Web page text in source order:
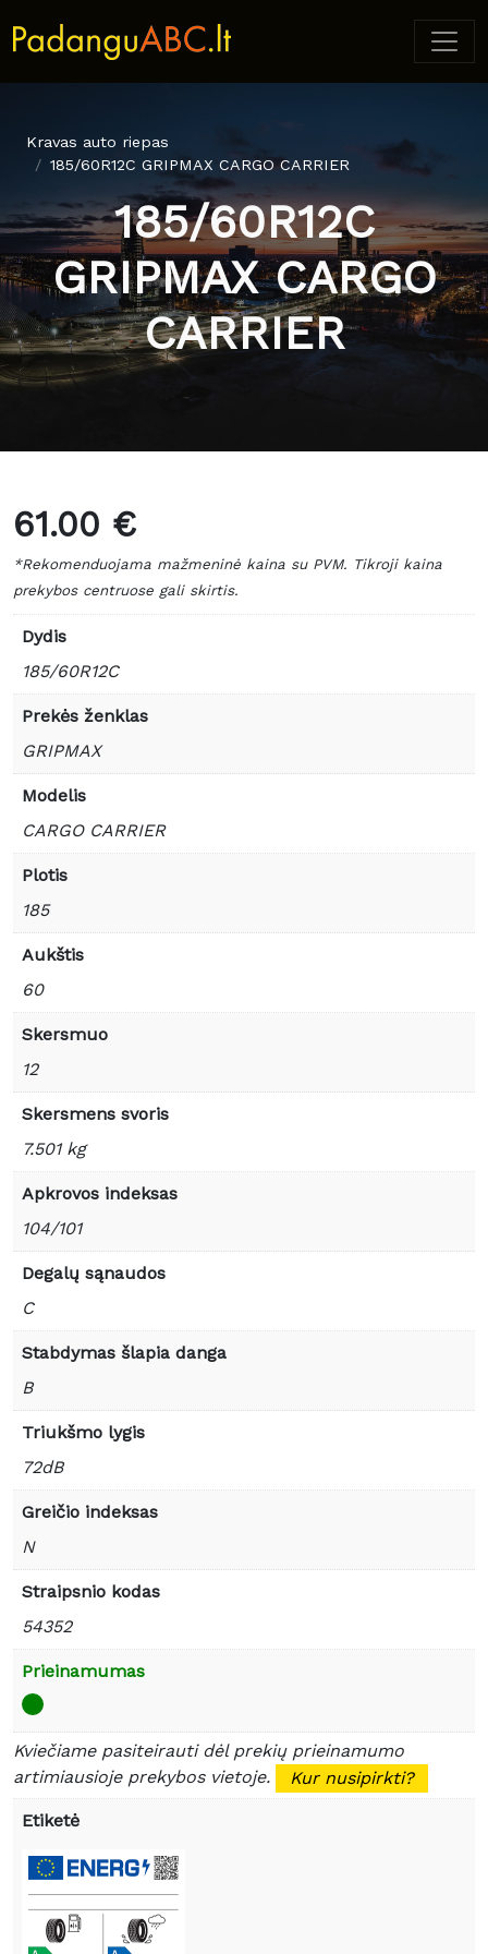
Kravas auto riepas
185/60R12C GRIPMAX CARGO CARRIER
185/60R12C
GRIPMAX CARGO
CARRIER
61.00 €
*Rekomenduojama mažmeninė kaina su PVM. Tikroji kaina
prekybos centruose gali skirtis.
Dydis
185/60R12C
Prekės ženklas
GRIPMAX
Modelis
CARGO CARRIER
Plotis
185
Aukštis
60
Skersmuo
12
Skersmens svoris
7.501 kg
Apkrovos indeksas
104/101
Degalų sąnaudos
C
Stabdymas šlapia danga
B
Triukšmo lygis
72dB
Greičio indeksas
N
Straipsnio kodas
54352
Prieinamumas
Kviečiame pasiteirauti dėl prekių prieinamumo
artimiausioje prekybos vietoje.
Kur nusipirkti?
Etiketė